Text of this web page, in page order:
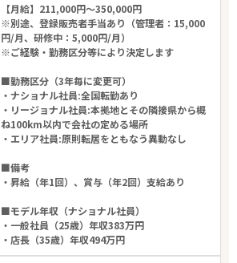
【月給】211,000円～350,000円
※別途、登録販売者手当あり（管理者：15,000
円/月、研修中：5,000円/月）
※ご経験・勤務区分等により決定します
■勤務区分（3年毎に変更可）
・ナショナル社員:全国転勤あり
・リージョナル社員:本拠地とその隣接県から概
ね100km以内で会社の定める場所
・エリア社員:原則転居をともなう異動なし
■備考
・昇給（年1回）、賞与（年2回）支給あり
■モデル年収（ナショナル社員）
・一般社員（25歳）年収383万円
・店長（35歳）年収494万円